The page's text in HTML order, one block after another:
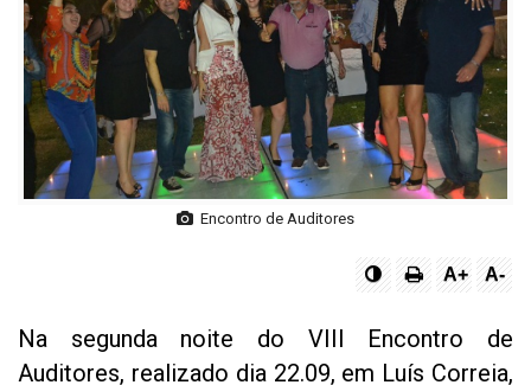
Encontro de Auditores
A+ A-
Na segunda noite do VIII Encontro de
Auditores, realizado dia 22.09, em Luís Correia,